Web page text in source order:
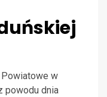
w
powodu dnia